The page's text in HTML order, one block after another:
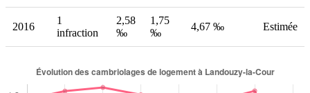
2016
1
infraction
2,58
‰
1,75
‰
4,67 ‰ Estimée